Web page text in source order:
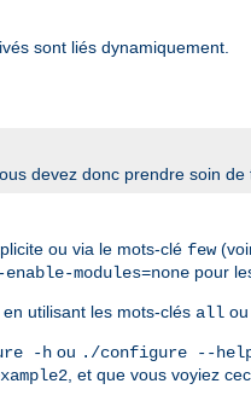
sont liés dynamiquement.
devez donc prendre soin
ou via le mots-clé few
modules=none pour
utilisant les mots-clés all ou
-h ou ./configure --
, et que vous voyiez